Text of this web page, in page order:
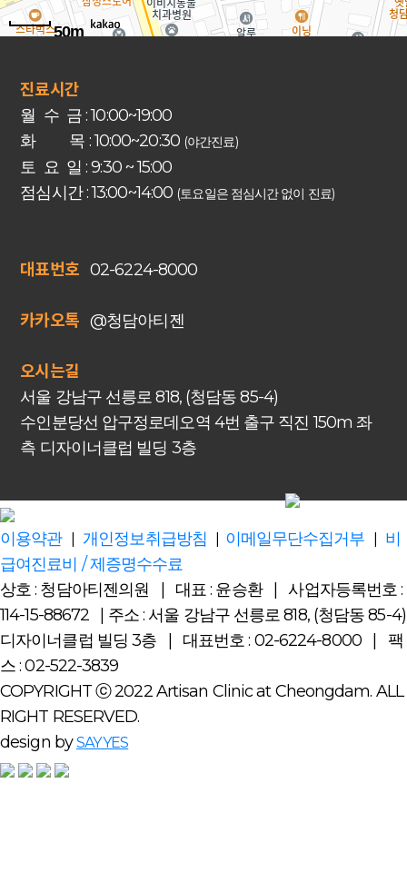
50m
진료시간
월 수 금 : 10:00~19:00
화 목 : 10:00~20:30 (야간진료)
토 요 일 : 9:30 ~ 15:00
점심시간 : 13:00~14:00 (토요일은 점심시간 없이 진료)
대표번호02-6224-8000
카카오톡@청담아티젠
오시는길
서울 강남구 선릉로 818, (청담동 85-4)
수인분당선 압구정로데오역 4번 출구 직진 150m 좌
측 디자이너클럽 빌딩 3층
이용약관|개인정보취급방침 이메일무단수집거부
비
급여진료비 / 제증명수수료
상호 : 청담아티젠의원 | 대표 : 윤승환 | 사업자등록번호 :
114-15-88672 |
주소 : 서울 강남구 선릉로 818, (청담동 85-4)
디자이너클럽 빌딩 3층 | 대표번호 : 02-6224-8000 | 팩
스 : 02-522-3839
COPYRIGHT ⓒ 2022 Artisan Clinic at Cheongdam. ALL
RIGHT RESERVED.
design bySAYYES